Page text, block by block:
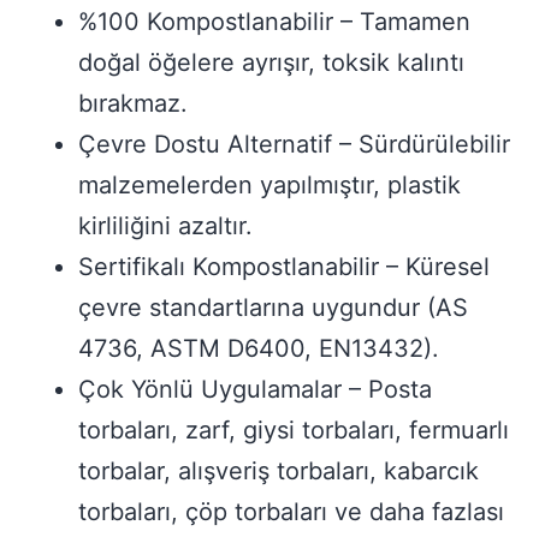
%100 Kompostlanabilir – Tamamen
doğal öğelere ayrışır, toksik kalıntı
bırakmaz.
Çevre Dostu Alternatif – Sürdürülebilir
malzemelerden yapılmıştır, plastik
kirliliğini azaltır.
Sertifikalı Kompostlanabilir – Küresel
çevre standartlarına uygundur (AS
4736, ASTM D6400, EN13432).
Çok Yönlü Uygulamalar – Posta
torbaları, zarf, giysi torbaları, fermuarlı
torbalar, alışveriş torbaları, kabarcık
torbaları, çöp torbaları ve daha fazlası